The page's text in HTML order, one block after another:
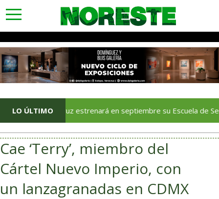
toggle
navigation
LO ÚLTIMO
estrenará en septiembre su Escuela de Servicios
Cae ‘Terry’, miembro del
Cártel Nuevo Imperio, con
un lanzagranadas en CDMX